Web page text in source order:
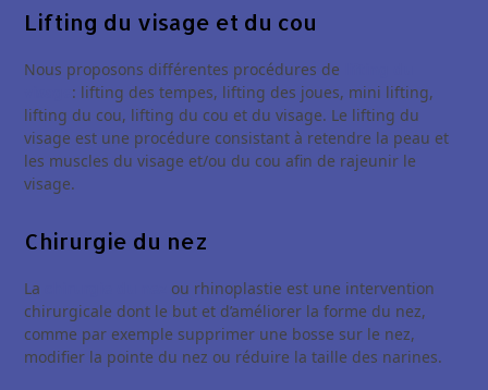
Lifting du visage et du cou
Nous proposons différentes procédures de
: lifting des tempes, lifting des joues, mini lifting,
lifting du cou, lifting du cou et du visage. Le lifting du
visage est une procédure consistant à retendre la peau et
les muscles du visage et/ou du cou afin de rajeunir le
visage.
Chirurgie du nez
La
ou rhinoplastie est une intervention
chirurgicale dont le but et d’améliorer la forme du nez,
comme par exemple supprimer une bosse sur le nez,
modifier la pointe du nez ou réduire la taille des narines.